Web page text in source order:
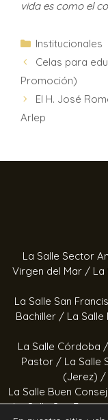
vida es como el
Institucionales
Celas para
Promoción)
El H. José
Arlep
La Salle Sector
Virgen del Mar / La
La Salle San
Bachiller / La
La Salle Córdoba /
Pastor / La Salle
(Jerez) /
La Salle Buen
La Salle San